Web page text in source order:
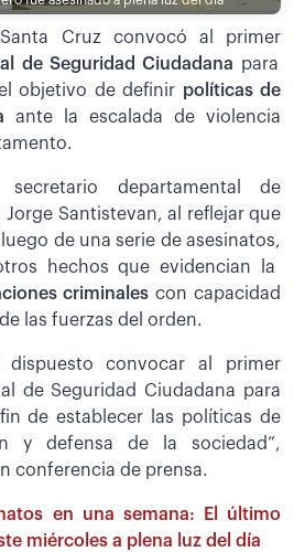
Cruz convocó al primer
de Seguridad Ciudadana para
objetivo de definir políticas de
ante la escalada de violencia
departamental de
Santistevan, al reflejar que
de una serie de asesinatos,
hechos que evidencian la
criminales con capacidad
las fuerzas del orden.
dispuesto convocar al primer
de Seguridad Ciudadana para
de establecer las políticas de
y defensa de la sociedad”,
conferencia de prensa.
en una semana: El último
miércoles a plena luz del día